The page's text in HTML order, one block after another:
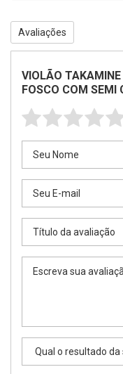
Avaliações
VIOLÃO
FOSCO COM SEMI